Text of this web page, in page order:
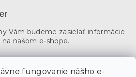
fungovanie nášho e-
Vám budeme zasielať informácie
našom e-shope.